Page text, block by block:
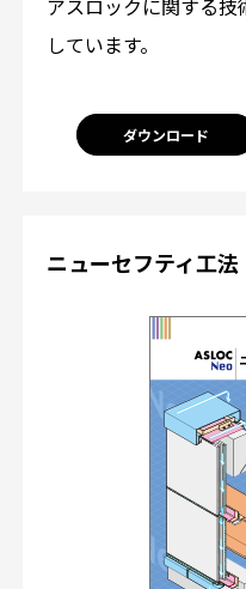
アスロックに関する
しています。
ダウンロード
ニューセフティ工法